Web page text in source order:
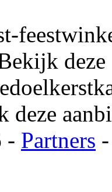
deze
- Partners